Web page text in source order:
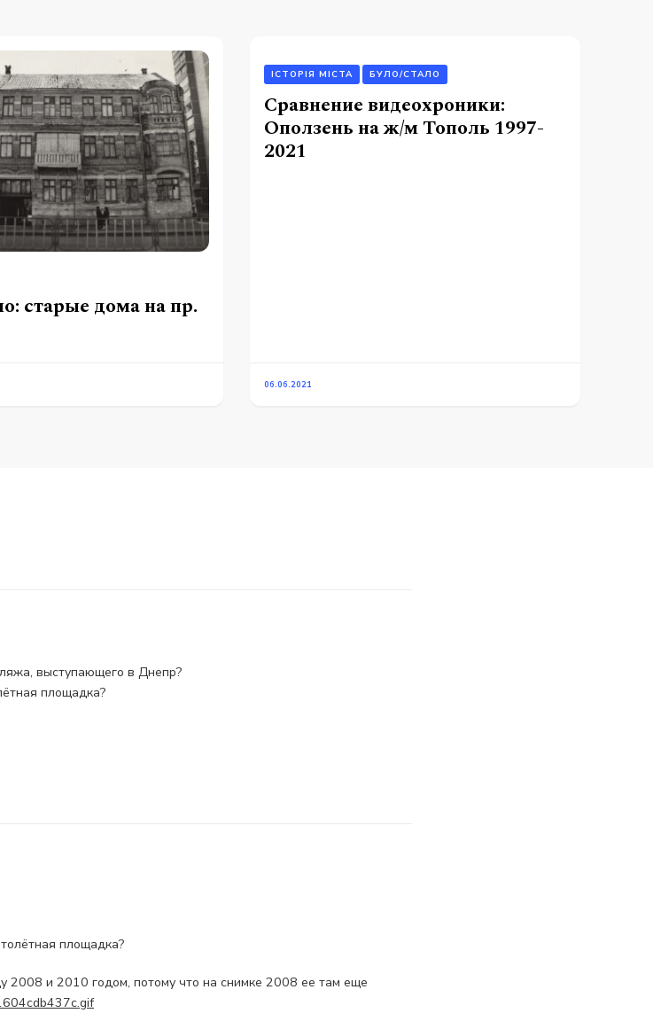
старые дома на пр.
ІСТОРІЯ МІСТА БУЛО/СТАЛО
Сравнение видеохроники:
Оползень на ж/м Тополь 1997-
2021
06.06.2021
выступающего в Днепр?
площадка?
площадка?
2008 и 2010 годом, потому что на снимке 2008 ее там еще